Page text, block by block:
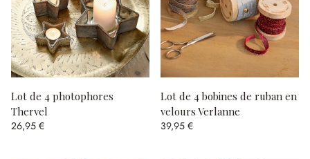
Lot de 4 photophores
Thervel
26,95 €
Lot de 4 bobines de ruban en
velours Verlanne
39,95 €